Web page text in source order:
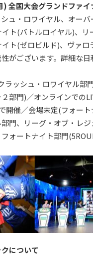
全国大会グランドファ
・ロワイヤル、オーバ
ト(バトルロイヤル)、リ
ト(ゼロビルド)、ヴァロ
がございます。詳細な日
ッシュ・ロワイヤル部
部門)／オンラインでの
催／会場未定(フォート
門、リーグ・オブ・レ
ォートナイト部門
について